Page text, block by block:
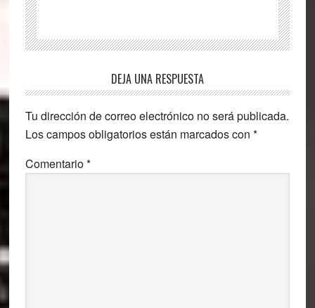
Interacciones
con
los
lectores
DEJA UNA RESPUESTA
Tu dirección de correo electrónico no será publicada.
Los campos obligatorios están marcados con *
Comentario*